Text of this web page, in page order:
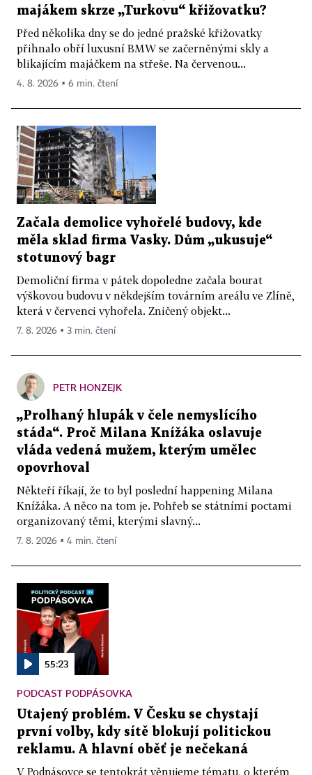
majákem skrze „Turkovu“ křižovatku?
Před několika dny se do jedné pražské křižovatky
přihnalo obří luxusní BMW se začerněnými skly a
blikajícím majáčkem na střeše. Na červenou...
4. 8. 2026 ▪ 6 min. čtení
Začala demolice vyhořelé budovy, kde
měla sklad firma Vasky. Dům „ukusuje“
stotunový bagr
Demoliční firma v pátek dopoledne začala bourat
výškovou budovu v někdejším továrním areálu ve Zlíně,
která v červenci vyhořela. Zničený objekt...
7. 8. 2026 ▪ 3 min. čtení
PETR HONZEJK
„Prolhaný hlupák v čele nemyslícího
stáda“. Proč Milana Knížáka oslavuje
vláda vedená mužem, kterým umělec
opovrhoval
Někteří říkají, že to byl poslední happening Milana
Knížáka. A něco na tom je. Pohřeb se státními poctami
organizovaný těmi, kterými slavný...
7. 8. 2026 ▪ 4 min. čtení
55:23
PODCAST PODPÁSOVKA
Utajený problém. V Česku se chystají
první volby, kdy sítě blokují politickou
reklamu. A hlavní oběť je nečekaná
V Podpásovce se tentokrát věnujeme tématu, o kterém